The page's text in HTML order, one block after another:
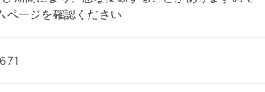
ページを確認ください